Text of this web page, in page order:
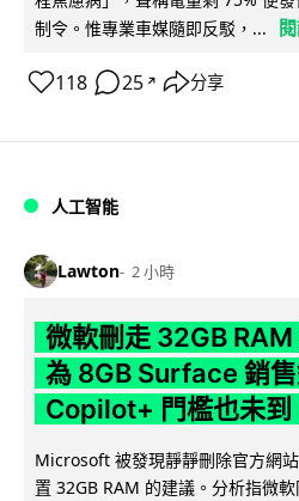
制令。惟專業車媒隨即反駁，...
118 25 ↗ 分享
人工智能
Lawton 2 小時
微軟刪走 32GB
為 8GB Surface 銷
Copilot+ 門檻也未到
Microsoft 被發現靜靜刪除官方網
置 32GB RAM 的建議。分析指微